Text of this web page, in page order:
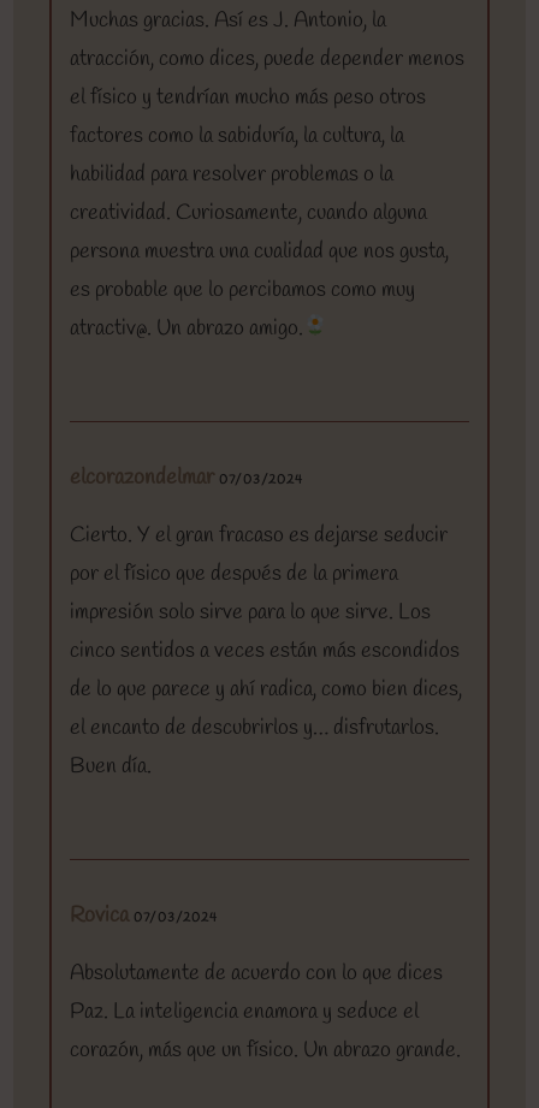
Muchas gracias. Así es J. Antonio, la
atracción, como dices, puede depender menos
el físico y tendrían mucho más peso otros
factores como la sabiduría, la cultura, la
habilidad para resolver problemas o la
creatividad. Curiosamente, cuando alguna
persona muestra una cualidad que nos gusta,
es probable que lo percibamos como muy
atractiv@. Un abrazo amigo.
elcorazondelmar 07/03/2024
Cierto. Y el gran fracaso es dejarse seducir
por el físico que después de la primera
impresión solo sirve para lo que sirve. Los
cinco sentidos a veces están más escondidos
de lo que parece y ahí radica, como bien dices,
el encanto de descubrirlos y… disfrutarlos.
Buen día.
Rovica 07/03/2024
Absolutamente de acuerdo con lo que dices
Paz. La inteligencia enamora y seduce el
corazón, más que un físico. Un abrazo grande.